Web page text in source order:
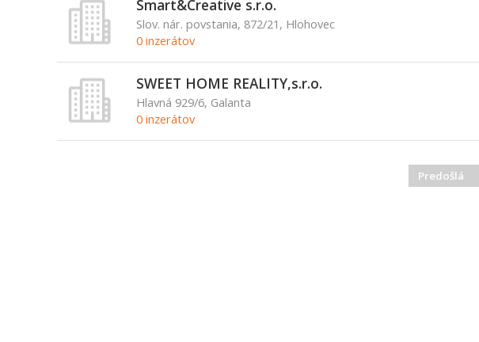
Smart&Creative s.r.o.
Slov. nár. povstania, 872/21, Hlohovec
0 inzerátov
SWEET HOME REALITY,s.r.o.
Hlavná 929/6, Galanta
0 inzerátov
Predošlá